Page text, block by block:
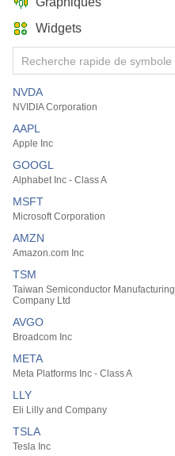
Widgets
NVDA
NVIDIA Corporation
AAPL
Apple Inc
GOOGL
Alphabet Inc - Class A
MSFT
Microsoft Corporation
AMZN
Amazon.com Inc
TSM
Taiwan Semiconductor Manufacturing
Company Ltd
AVGO
Broadcom Inc
META
Meta Platforms Inc - Class A
LLY
Eli Lilly and Company
TSLA
Tesla Inc